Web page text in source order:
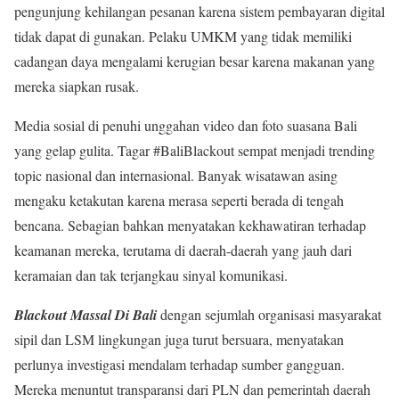
pengunjung kehilangan pesanan karena sistem pembayaran digital
tidak dapat di gunakan. Pelaku UMKM yang tidak memiliki
cadangan daya mengalami kerugian besar karena makanan yang
mereka siapkan rusak.
Media sosial di penuhi unggahan video dan foto suasana Bali
yang gelap gulita. Tagar #BaliBlackout sempat menjadi trending
topic nasional dan internasional. Banyak wisatawan asing
mengaku ketakutan karena merasa seperti berada di tengah
bencana. Sebagian bahkan menyatakan kekhawatiran terhadap
keamanan mereka, terutama di daerah-daerah yang jauh dari
keramaian dan tak terjangkau sinyal komunikasi.
Blackout Massal Di Balidengan sejumlah organisasi masyarakat
sipil dan LSM lingkungan juga turut bersuara, menyatakan
perlunya investigasi mendalam terhadap sumber gangguan.
Mereka menuntut transparansi dari PLN dan pemerintah daerah